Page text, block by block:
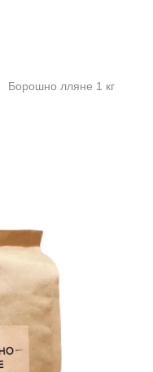
Борошно лляне 1 кг